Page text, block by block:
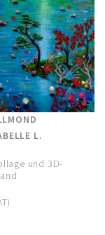
L.
und 3D-